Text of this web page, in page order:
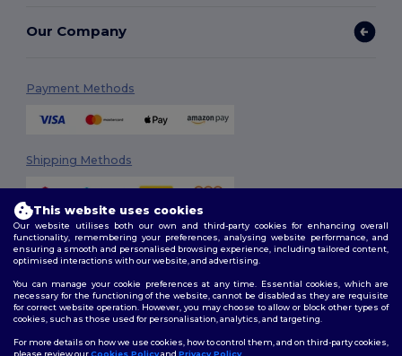
Our Company
Payment Methods
Shipping Methods
Follow Us
This website uses cookies
Our website utilises both our own and third-party cookies for enhancing overall
functionality, remembering your preferences, analysing website performance, and
ensuring a smooth and personalised browsing experience, including tailored content,
optimised interactions with our website, and advertising.
You can manage your cookie preferences at any time. Essential cookies, which are
necessary for the functioning of the website, cannot be disabled as they are requisite
for correct website operation. However, you may choose to allow or block other types of
cookies, such as those used for personalisation, analytics, and targeting.
For more details on how we use cookies, how to control them, and on third-party cookies,
please review ourCookies Policyand Privacy Policy.